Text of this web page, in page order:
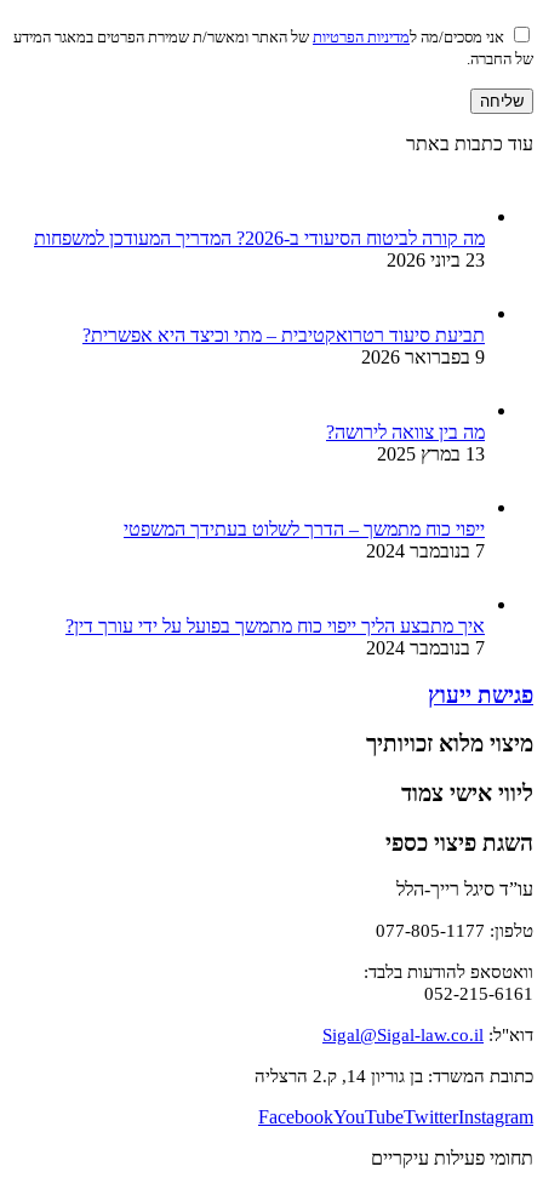
אני מסכים/מה למדיניות הפרטיות של האתר ומאשר/ת שמירת הפרטים במאגר המידע
של החברה.
עוד כתבות באתר
מה קורה לביטוח הסיעודי ב-2026? המדריך המעודכן למשפחות
23 ביוני 2026
תביעת סיעוד רטרואקטיבית – מתי וכיצד היא אפשרית?
9 בפברואר 2026
מה בין צוואה לירושה?
13 במרץ 2025
ייפוי כוח מתמשך – הדרך לשלוט בעתידך המשפטי
7 בנובמבר 2024
איך מתבצע הליך ייפוי כוח מתמשך בפועל על ידי עורך דין?
7 בנובמבר 2024
פגישת ייעוץ
מיצוי מלוא זכויותיך
ליווי אישי צמוד
השגת פיצוי כספי
עו”ד סיגל רייך-הלל
טלפון: 077-805-1177
וואטסאפ להודעות בלבד:
052-215-6161
דוא"ל: Sigal@Sigal-law.co.il
כתובת המשרד: בן גוריון 14, ק.2 הרצליה
FacebookYouTubeTwitterInstagram
תחומי פעילות עיקריים